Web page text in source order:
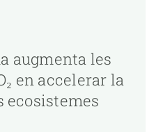
augmenta les
en accelerar la
ecosistemes